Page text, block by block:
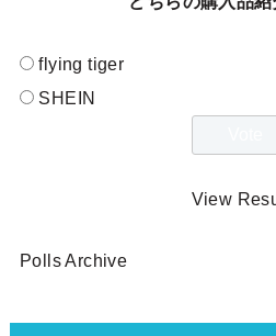
flying tiger
SHEIN
View
Polls Archive